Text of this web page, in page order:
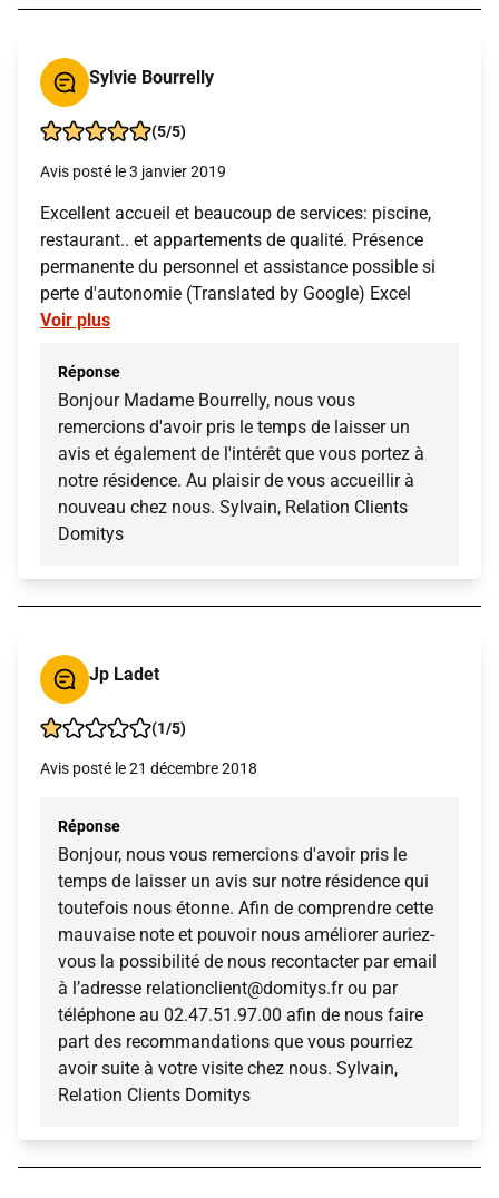
Sylvie Bourrelly
(5/5)
Avis posté le 3 janvier 2019
Excellent accueil et beaucoup de services: piscine,
restaurant.. et appartements de qualité. Présence
permanente du personnel et assistance possible si
perte d'autonomie (Translated by Google) Excel
Voir plus
Réponse
Bonjour Madame Bourrelly, nous vous
remercions d'avoir pris le temps de laisser un
avis et également de l'intérêt que vous portez à
notre résidence. Au plaisir de vous accueillir à
nouveau chez nous. Sylvain, Relation Clients
Domitys
Jp Ladet
(1/5)
Avis posté le 21 décembre 2018
Réponse
Bonjour, nous vous remercions d'avoir pris le
temps de laisser un avis sur notre résidence qui
toutefois nous étonne. Afin de comprendre cette
mauvaise note et pouvoir nous améliorer auriez-
vous la possibilité de nous recontacter par email
à l’adresse relationclient@domitys.fr ou par
téléphone au 02.47.51.97.00 afin de nous faire
part des recommandations que vous pourriez
avoir suite à votre visite chez nous. Sylvain,
Relation Clients Domitys